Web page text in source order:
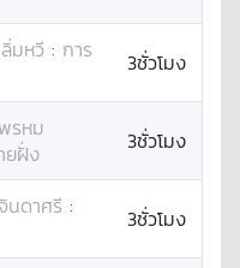
ลิ่มหวี : การ
3ชั่วโมง
พรหม
ยฝั่ง 3ชั่วโมง
จินดาศรี :
3ชั่วโมง